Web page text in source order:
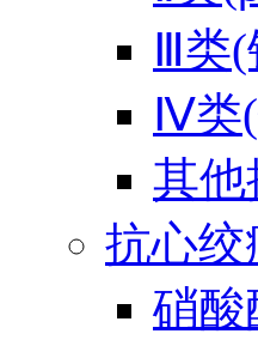
Ⅲ类(
Ⅳ类
其他
抗心绞
硝酸